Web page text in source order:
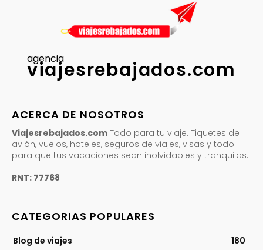
agencia
viajesrebajados.com
ACERCA DE NOSOTROS
Viajesrebajados.com Todo para tu viaje. Tiquetes de
avión, vuelos, hoteles, seguros de viajes, visas y todo
para que tus vacaciones sean inolvidables y tranquilas.
RNT: 77768
CATEGORIAS POPULARES
Blog de viajes
180